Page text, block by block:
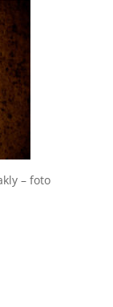
– foto